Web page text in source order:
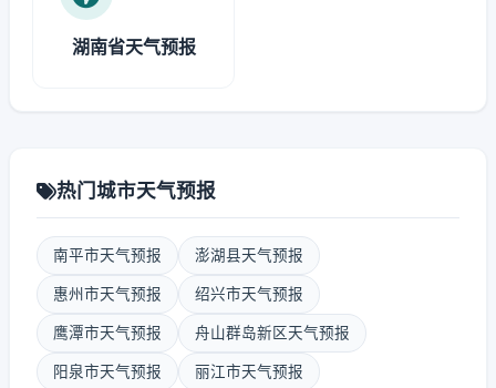
湖南省天气预报
热门城市天气预报
南平市天气预报 澎湖县天气预报
惠州市天气预报 绍兴市天气预报
鹰潭市天气预报 舟山群岛新区天气预报
阳泉市天气预报 丽江市天气预报